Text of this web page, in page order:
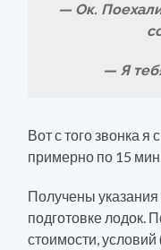
— Ок.
— Я
Вот с того звонка я
примерно по 15 мин.
Получены указания
подготовке лодок.
стоимости,